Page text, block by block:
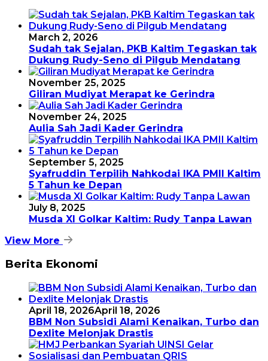
March 2, 2026
Sudah tak Sejalan, PKB Kaltim Tegaskan tak
Dukung Rudy-Seno di Pilgub Mendatang
November 25, 2025
Giliran Mudiyat Merapat ke Gerindra
November 24, 2025
Aulia Sah Jadi Kader Gerindra
September 5, 2025
Syafruddin Terpilih Nahkodai IKA PMII Kaltim
5 Tahun ke Depan
July 8, 2025
Musda XI Golkar Kaltim: Rudy Tanpa Lawan
View More
Berita Ekonomi
April 18, 2026April 18, 2026
BBM Non Subsidi Alami Kenaikan, Turbo dan
Dexlite Melonjak Drastis